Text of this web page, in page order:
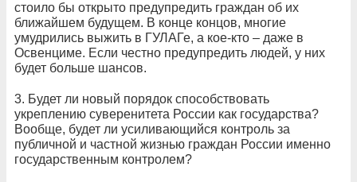
стоило бы открыто предупредить граждан об их
ближайшем будущем. В конце концов, многие
умудрились выжить в ГУЛАГе, а кое-кто – даже в
Освенциме. Если честно предупредить людей, у них
будет больше шансов.
3. Будет ли новый порядок способствовать
укреплению суверенитета России как государства?
Вообще, будет ли усиливающийся контроль за
публичной и частной жизнью граждан России именно
государственным контролем?